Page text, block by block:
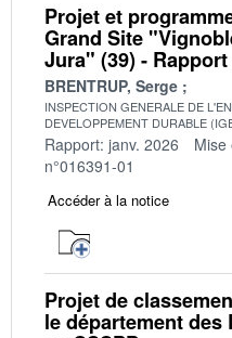
Projet et
Grand Site
Jura" (39) - Rapport
BRENTRUP, Serge
INSPECTION GENERALE DE
DEVELOPPEMENT DURABLE
Rapport: janv. 2026 Mise
n°016391-01
Accéder à la notice
Projet de
le département des